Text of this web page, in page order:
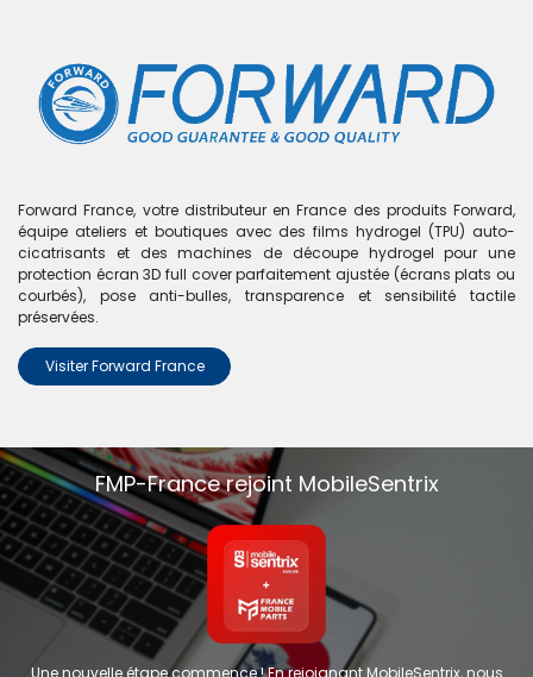
Boutique 0 articles trouvés.
Nous n'avons trouvé aucun
produit !
Aucun produit défini dans la catégorieiPad Pro 12.9" -
1er Gen
Forward France, votre distributeur en France des produits Forward,
équipe ateliers et boutiques avec des films hydrogel (TPU) auto-
cicatrisants et des machines de découpe hydrogel pour une
protection écran 3D full cover parfaitement ajustée (écrans plats ou
courbés), pose anti-bulles, transparence et sensibilité tactile
préservées.
Visiter Forward France
FMP-France rejoint MobileSentrix